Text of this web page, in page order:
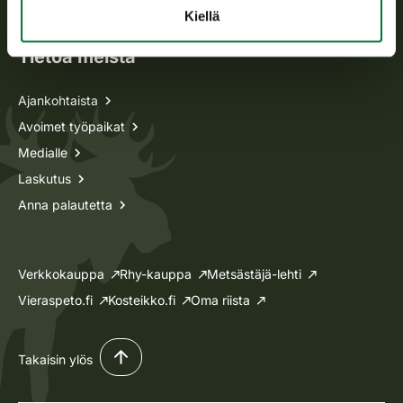
Kiellä
Tietoa meistä
Ajankohtaista
Avoimet työpaikat
Medialle
Laskutus
Anna palautetta
Verkkokauppa Rhy-kauppa
Metsästäjä-lehti
Vieraspeto.fi
Kosteikko.fi Oma riista
Takaisin ylös